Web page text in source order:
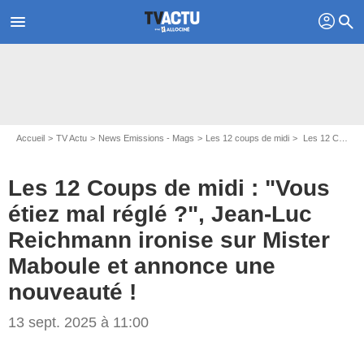
menu profil search
Accueil TV Actu News Emissions - Mags Les 12 coups de midi Les 12 Coups de midi : "Vous étiez mal réglé ?", Jean-Luc Reichmann ironise sur Mister Maboule et annonce une nouveauté !
Les 12 Coups de midi : "Vous
étiez mal réglé ?", Jean-Luc
Reichmann ironise sur Mister
Maboule et annonce une
nouveauté !
13 sept. 2025 à 11:00